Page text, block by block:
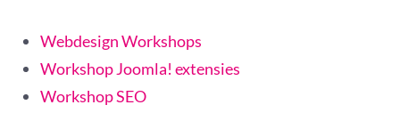
Webdesign Workshops
Workshop Joomla! extensies
Workshop SEO